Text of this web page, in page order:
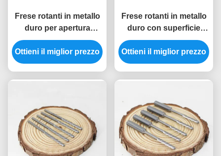
Frese rotanti in metallo
duro per apertura
serrature con
dimensioni
personalizzabili e
Ottieni il miglior prezzo
Frese rotanti in metallo
duro con superficie
lucida e dimensioni
personalizzabili per
fabbri e vigili del fuoco
Ottieni il miglior prezzo